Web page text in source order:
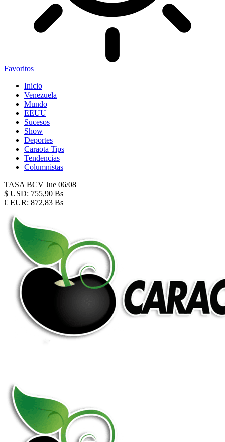
Favoritos
Inicio
Venezuela
Mundo
EEUU
Sucesos
Show
Deportes
Caraota Tips
Tendencias
Columnistas
TASA BCV Jue 06/08
$ USD: 755,90 Bs
€ EUR: 872,83 Bs